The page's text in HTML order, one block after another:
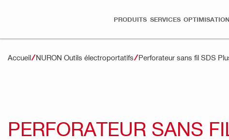
PRODUITS SERVICES
Accueil NURON Outils électroportatifs Perforateur sans fil SDS
PERFORATEUR SANS